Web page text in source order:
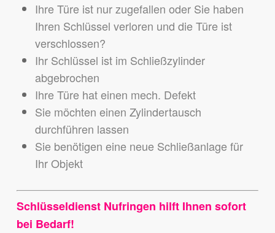
Ihre Türe ist nur zugefallen oder Sie haben
Ihren Schlüssel verloren und die Türe ist
verschlossen?
Ihr Schlüssel ist im Schließzylinder
abgebrochen
Ihre Türe hat einen mech. Defekt
Sie möchten einen Zylindertausch
durchführen lassen
Sie benötigen eine neue Schließanlage für
Ihr Objekt
Schlüsseldienst Nufringen hilft Ihnen sofort
bei Bedarf!